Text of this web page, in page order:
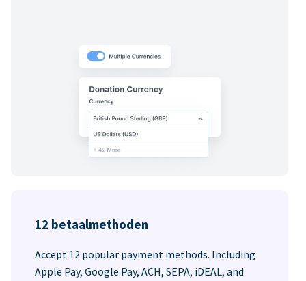
12 betaalmethoden
Accept 12 popular payment methods. Including
Apple Pay, Google Pay, ACH, SEPA, iDEAL, and